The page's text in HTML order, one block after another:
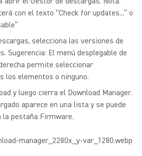
con el texto “Check for updates...” o
selecciona las versiones de
Sugerencia: El menú desplegable de
permite seleccionar
los elementos o ninguno.
y luego cierra el Download Manager.
aparece en una lista y se puede
pestaña Firmware.